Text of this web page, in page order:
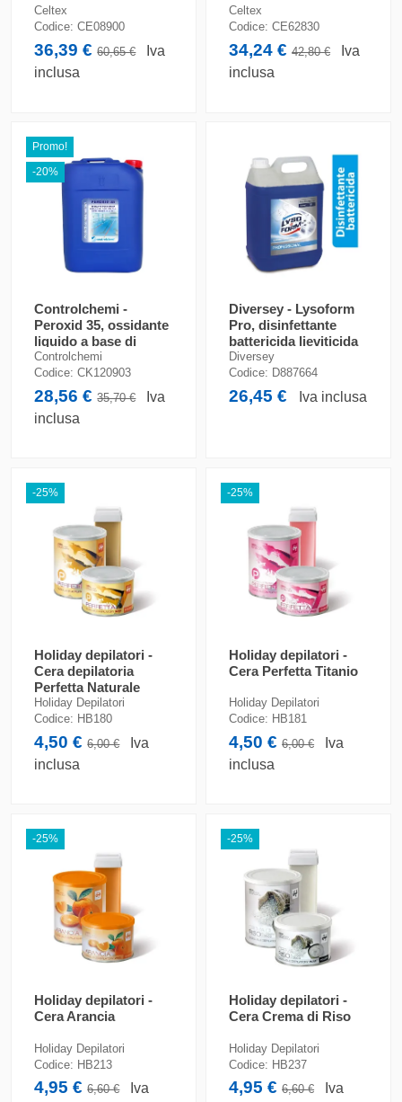
Celtex
Codice:CE08900
36,39 €60,65 €
Iva
inclusa
Celtex
Codice:CE62830
34,24 €42,80 €
Iva
inclusa
Promo!
-20%
Controlchemi -
Peroxid 35, ossidante
liquido a base di
perossido di idrogeno
al 35%...
Controlchemi
Codice:CK120903
28,56 €35,70 €
Iva
inclusa
Diversey - Lysoform
Pro, disinfettante
battericida lieviticida
(2 x 5 litri)
Diversey
Codice: D887664
26,45 € Iva inclusa
-25%
Holiday depilatori -
Cera depilatoria
Perfetta Naturale
Holiday Depilatori
Codice: HB180
4,50 €6,00 €
Iva
inclusa
-25%
Holiday depilatori -
Cera Perfetta Titanio
Holiday Depilatori
Codice: HB181
4,50 €6,00 €
Iva
inclusa
-25%
Holiday depilatori -
Cera Arancia
Holiday Depilatori
Codice: HB213
4,95 €6,60 €
Iva
-25%
Holiday depilatori -
Cera Crema di Riso
Holiday Depilatori
Codice: HB237
4,95 €6,60 €
Iva